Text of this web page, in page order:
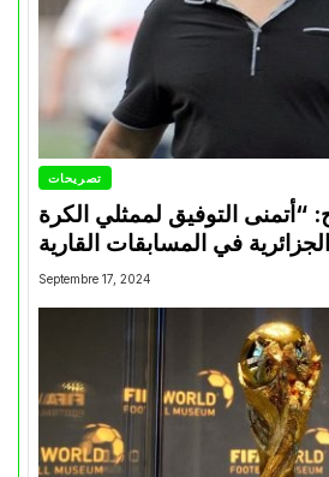
تصريحات
التوفيق لممثلي الكرة
Septembre 17, 2024